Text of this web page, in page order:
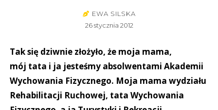
EWA SILSKA
26 stycznia 2012
Tak się dziwnie złożyło, że moja mama,
mój tata i ja jesteśmy absolwentami Akademii
Wychowania Fizycznego. Moja mama wydziału
Rehabilitacji Ruchowej, tata Wychowania